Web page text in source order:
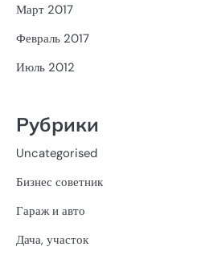
Март 2017
Февраль 2017
Июль 2012
Рубрики
Uncategorised
Бизнес советник
Гараж и авто
Дача, участок